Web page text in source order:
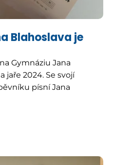
Blahoslava je
Gymnáziu Jana
jaře 2024. Se svojí
písní Jana